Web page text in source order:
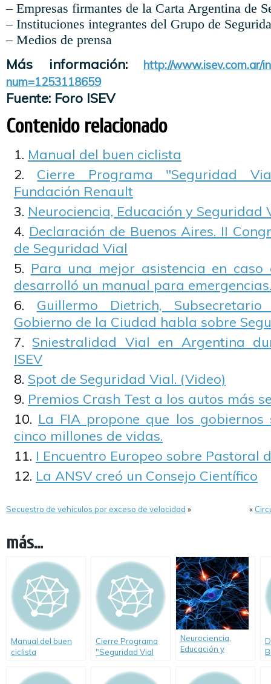
– Empresas firmantes de la Carta Argentina de
– Instituciones integrantes del Grupo de
– Medios de prensa
Más información:
http://www.isev.com.ar/
num=1253118659
Fuente: Foro ISEV
Contenido relacionado
Manual del buen ciclista
Cierre Programa "Seguridad
Fundación Renault
Neurociencia, Educación y Seguridad
Declaración de Buenos Aires. II
de Seguridad Vial
Para una mejor asistencia en caso
desarrolló un manual para emergencias.
Guillermo Dietrich,
Gobierno de la Ciudad habla sobre
Sniestralidad Vial en Argentina
ISEV
Spot de Seguridad Vial. (Video)
Premios Crash Test a los autos más
La FIA propone que los
cinco millones de vidas.
I Encuentro Europeo sobre Pastoral
La ANSV creó un Consejo Científico
Secuestro de vehículos por exceso de velocidad » «
más...
Manual del buen
ciclista
Cierre Programa
"Seguridad Vial
Fundación Renault
Neurociencia,
Educación y